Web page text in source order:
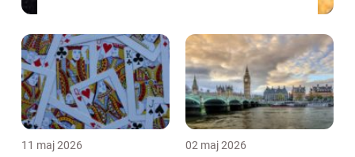
11 maj 2026 02 maj 2026